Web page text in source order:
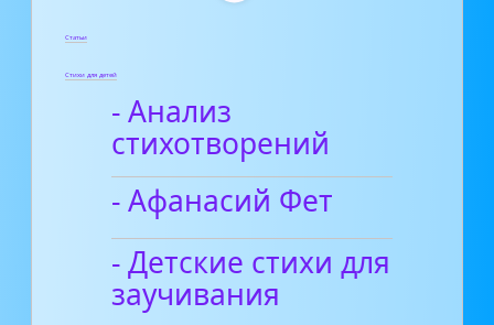
Статьи
Стихи для детей
- Анализ
стихотворений
- Афанасий Фет
- Детские стихи для
заучивания